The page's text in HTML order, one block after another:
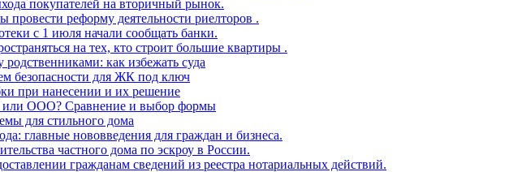
покупателей на вторичный рынок.
провести реформу деятельности риелторов .
с 1 июля начали сообщать банки.
на тех, кто строит большие квартиры .
как избежать суда
безопасности для ЖК под ключ
при нанесении и их решение
ООО? Сравнение и выбор формы
для стильного дома
главные нововведения для граждан и бизнеса.
частного дома по эскроу в России.
гражданам сведений из реестра нотариальных действий.